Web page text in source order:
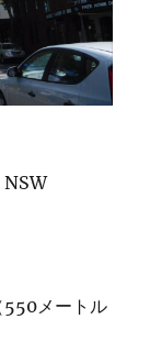
550メートル